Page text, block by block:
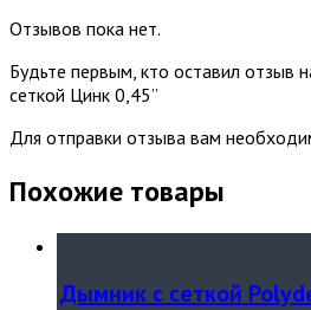
Отзывов пока нет.
Будьте первым, кто оставил отзыв
сеткой Цинк 0,45”
Для отправки отзыва вам
Похожие товары
Дымник с сеткой